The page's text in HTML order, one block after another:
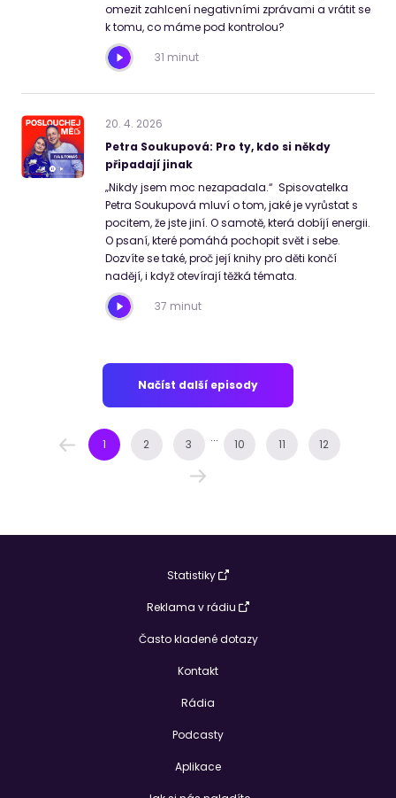
omezit zahlcení negativními zprávami a vrátit se
k tomu, co máme pod kontrolou?
31 minut
20. 4. 2026
Petra Soukupová: Pro ty, kdo si někdy
připadají jinak
„Nikdy jsem moc nezapadala.“ Spisovatelka
Petra Soukupová mluví o tom, jaké je vyrůstat s
pocitem, že jste jiní. O samotě, která dobíjí energii.
O psaní, které pomáhá pochopit svět i sebe.
Dozvíte se také, proč její knihy pro děti končí
nadějí, i když otevírají těžká témata.
37 minut
Načíst další episody
1 2 3 ... 10 11 12
Statistiky
Reklama v rádiu
Často kladené dotazy
Kontakt
Rádia
Podcasty
Aplikace